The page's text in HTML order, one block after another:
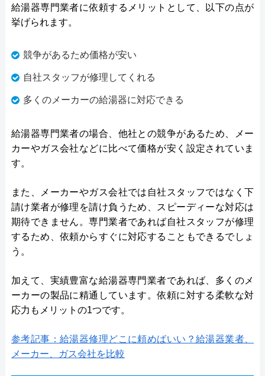
給湯器専門業者に依頼するメリットとして、以下の点が
挙げられます。
競争があるため価格が安い
自社スタッフが修理してくれる
多くのメーカーの給湯器に対応できる
給湯器専門業者の場合、他社との競争があるため、メー
カーやガス会社などに比べて価格が安く設定されていま
す。
また、メーカーやガス会社では自社スタッフではなく下
請け業者が修理を請け負うため、スピーディーな対応は
期待できません。専門業者であれば自社スタッフが修理
するため、依頼からすぐに対応することもできるでしょ
う。
加えて、実績豊富な給湯器専門業者であれば、多くのメ
ーカーの製品に精通しています。依頼に対する柔軟な対
応力もメリットの1つです。
参考記事：給湯器修理どこに頼めばいい？給湯器業者、
メーカー、ガス会社を比較